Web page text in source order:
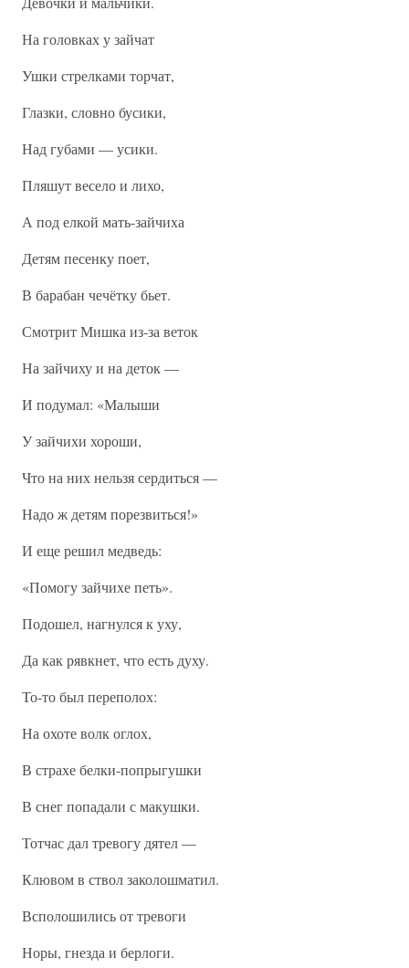
На головках у зайчат
Ушки стрелками торчат,
Глазки, словно бусики,
Над губами — усики.
Пляшут весело и лихо,
А под елкой мать-зайчиха
Детям песенку поет,
В барабан чечётку бьет.
Смотрит Мишка из-за веток
На зайчиху и на деток —
И подумал: «Малыши
У зайчихи хороши,
Что на них нельзя сердиться —
Надо ж детям порезвиться!»
И еще решил медведь:
«Помогу зайчихе петь».
Подошел, нагнулся к уху,
Да как рявкнет, что есть духу.
То-то был переполох:
На охоте волк оглох,
В страхе белки-попрыгушки
В снег попадали с макушки.
Тотчас дал тревогу дятел —
Клювом в ствол заколошматил.
Всполошились от тревоги
Норы, гнезда и берлоги.